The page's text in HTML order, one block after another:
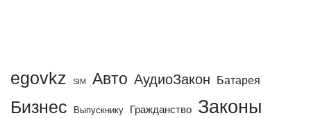
egovkz SIM Авто АудиоЗакон Батарея
Бизнес Выпускнику Гражданство Законы